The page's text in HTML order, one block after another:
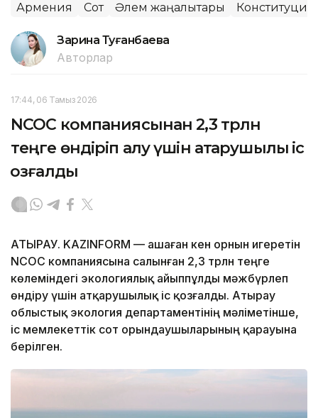
Армения Сот Әлем жаңалықтары
Зарина Туғанбаева
Авторлар
17:44, 06 Тамыз 2026
NCOC компаниясынан 2,3 трлн
теңге өндіріп алу үшін атқарушылық іс
қозғалды
АТЫРАУ. KAZINFORM — Қашаған кен орнын игеретін
NCOC компаниясына салынған 2,3 трлн теңге
көлеміндегі экологиялық айыппұлды мәжбүрлеп
өндіру үшін атқарушылық іс қозғалды. Атырау
облыстық экология департаментінің мәліметінше,
іс мемлекеттік сот орындаушыларының қарауына
берілген.